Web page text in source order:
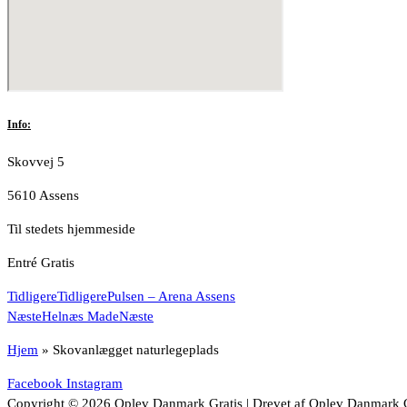
Info:
Skovvej 5
5610 Assens
Til stedets hjemmeside
Entré Gratis
TidligereTidligerePulsen – Arena Assens
NæsteHelnæs MadeNæste
Hjem » Skovanlægget naturlegeplads
Facebook Instagram
Copyright © 2026 Oplev Danmark Gratis | Drevet af Oplev Danmark